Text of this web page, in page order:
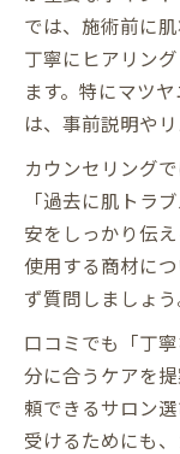
では、施術前に
丁寧にヒアリン
ます。特にマツ
は、事前説明や
カウンセリング
「過去に肌トラ
安をしっかり伝
使用する商材に
ず質問しましょう
口コミでも「丁
分に合うケアを
頼できるサロン
受けるためにも